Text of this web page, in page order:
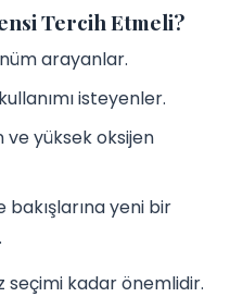
Tercih Etmeli?
arayanlar.
isteyenler.
ve yüksek oksijen
yeni bir
seçimi kadar önemlidir.